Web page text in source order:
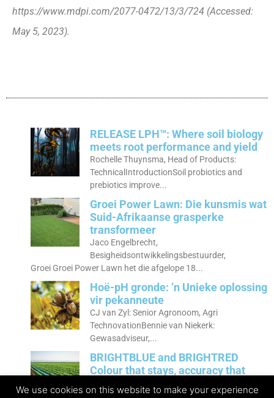
https://www.mdpi.com/2077-0472/13/3/724 (Accessed:
May 5, 2023).
RELEASE LPH™: Where soil biology
meets root performance and yield
Rochelle Thuynsma, Head of Products:
TechnicalIntroductionSoil probiotics and
prebiotics improve...
Groei Power Lawn: Die kunsmis wat
Suid-Afrikaanse grasperke
transformeer
Jaco Engelbrecht,
Besigheidsontwikkelingsbestuurder,
Groei Groei Power Lawn het die afgelope 18...
Hoë-pH gronde: ’n Unieke oplossing
vir pekanneute
CJ van Zyl: Senior Agronoom, Agri
TechnovationBennie van Niekerk:
Gewasadviseur,...
BRIGHTBLUE and BRIGHTRED
Colour that stays, accuracy that
Allan Huysamen, Business Development
We use cookies on this website to make your experience